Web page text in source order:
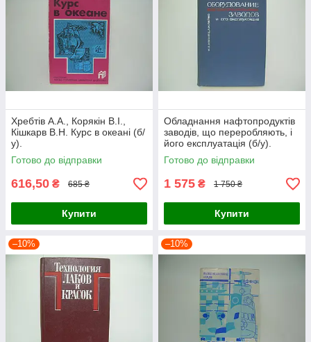
Хребтів А.А., Корякін В.І.,
Кішкарв В.Н. Курс в океані (б/
у).
Готово до відправки
616,50 ₴ 685 ₴
Купити
Обладнання нафтопродуктів
заводів, що переробляють, і
його експлуатація (б/у).
Готово до відправки
1 575 ₴ 1 750 ₴
Купити
–10% –10%